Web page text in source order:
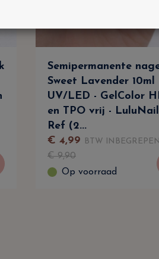
Semipermanente
Sweet Lavender 10ml
UV/LED - GelColor
en TPO vrij -
Ref (2...
€ 4,99 BTW INBEGREPEN
€9,90
Op voorraad